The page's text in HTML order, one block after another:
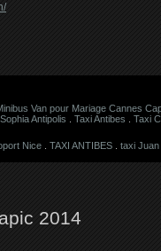
Van pour Mariage Cannes
Antipolis . Taxi Antibes . Taxi
Nice . TAXI ANTIBES . taxi
2014